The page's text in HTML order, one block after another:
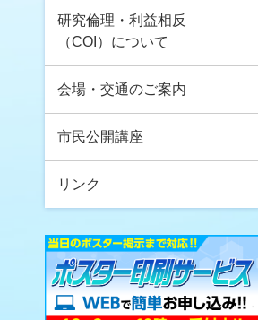
研究倫理・利益相反
（COI）について
会場・交通のご案内
市民公開講座
リンク